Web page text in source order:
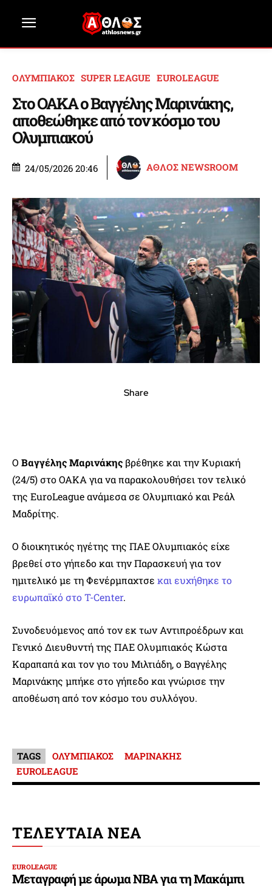
ΟΛΥΜΠΙΑΚΟΣ SUPER LEAGUE EUROLEAGUE
Στο ΟΑΚΑ ο Βαγγέλης Μαρινάκης,
αποθεώθηκε από τον κόσμο του
Ολυμπιακού
24/05/2026 20:46 ΑΘΛΟΣ NEWSROOM
Share
Ο Βαγγέλης Μαρινάκης βρέθηκε και την Κυριακή
(24/5) στο ΟΑΚΑ για να παρακολουθήσει τον τελικό
της EuroLeague ανάμεσα σε Ολυμπιακό και Ρεάλ
Μαδρίτης.
Ο διοικητικός ηγέτης της ΠΑΕ Ολυμπιακός είχε
βρεθεί στο γήπεδο και την Παρασκευή για τον
ημιτελικό με τη Φενέρμπαχτσε και ευχήθηκε το
ευρωπαϊκό στο T-Center.
Συνοδευόμενος από τον εκ των Αντιπροέδρων και
Γενικό Διευθυντή της ΠΑΕ Ολυμπιακός Κώστα
Καραπαπά και τον γιο του Μιλτιάδη, ο Βαγγέλης
Μαρινάκης μπήκε στο γήπεδο και γνώρισε την
αποθέωση από τον κόσμο του συλλόγου.
TAGS ΟΛΥΜΠΙΑΚΟΣ
ΜΑΡΙΝΑΚΗΣ
EUROLEAGUE
ΤΕΛΕΥΤΑΙΑ ΝΕΑ
EUROLEAGUE
Μεταγραφή με άρωμα NBA για τη Μακάμπι